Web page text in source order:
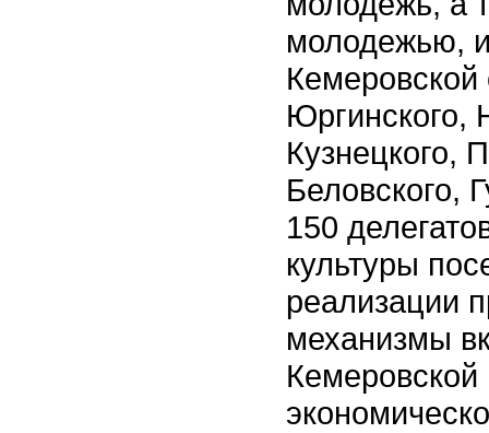
молодежью,
Кемеровской
Юргинского,
Кузнецкого,
Беловского,
150
культуры
реализации
механизмы